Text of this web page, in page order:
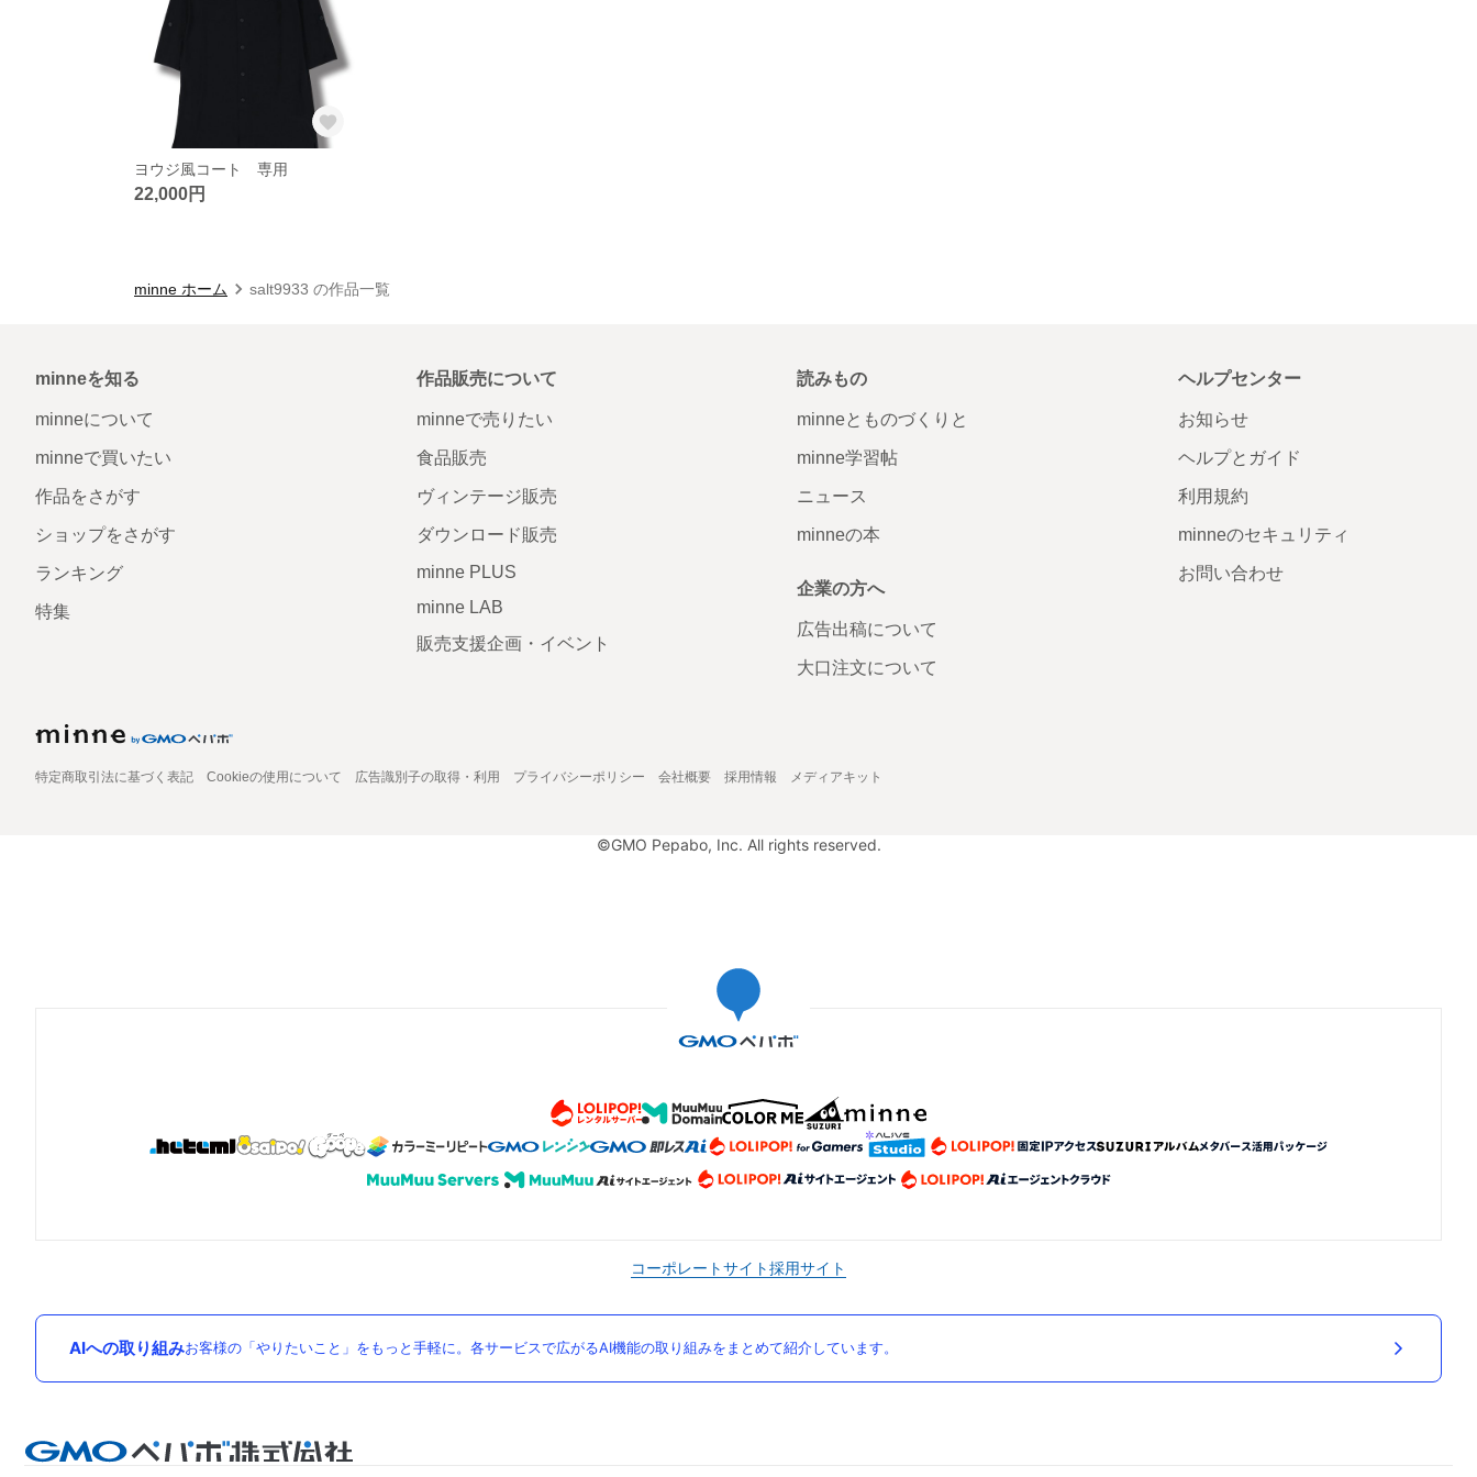
ヨウジ風コート 専用
22,000円
minne ホーム salt9933 の作品一覧
minneを知る
minneについて
minneで買いたい
作品をさがす
ショップをさがす
ランキング
特集
作品販売について
minneで売りたい
食品販売
ヴィンテージ販売
ダウンロード販売
minne PLUS
minne LAB
販売支援企画・イベント
読みもの
minneとものづくりと
minne学習帖
ニュース
minneの本
企業の方へ
広告出稿について
大口注文について
ヘルプセンター
お知らせ
ヘルプとガイド
利用規約
minneのセキュリティ
お問い合わせ
特定商取引法に基づく表記 Cookieの使用について 広告識別子の取得・利用 プライバシーポリシー 会社概要 採用情報 メディアキット
©GMO Pepabo, Inc. All rights reserved.
コーポレートサイト採用サイト
AIへの取り組みお客様の「やりたいこと」をもっと手軽に。各サービスで広がるAI機能の取り組みをまとめて紹介しています。